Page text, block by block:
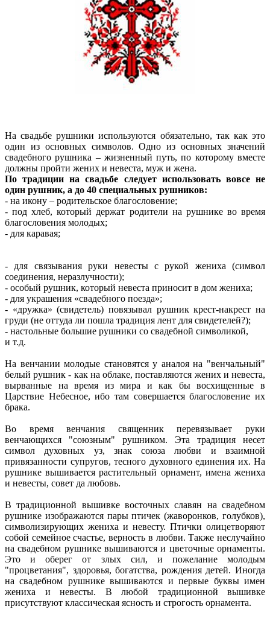
На свадьбе рушники используются обязательно, так как это
один из основных символов. Одно из основных значений
свадебного рушника – жизненный путь, по которому вместе
должны пройти жених и невеста, муж и жена.
По традиции на свадьбе следует использовать вовсе не
один рушник, а до 40 специальных рушников:
- на икону – родительское благословение;
- под хлеб, который держат родители на рушнике во время
благословения молодых;
- для каравая;
- для связывания руки невесты с рукой жениха (символ
соединения, неразлучности);
- особый рушник, который невеста приносит в дом жениха;
- для украшения «свадебного поезда»;
- «дружка» (свидетель) повязывал рушник крест-накрест на
груди (не оттуда ли пошла традиция лент для свидетелей?);
- настольные большие рушники со свадебной символикой,
и т.д.
На венчании молодые становятся у аналоя на "венчальный"
белый рушник - как на облаке, поставляются жених и невеста,
вырванные на время из мира и как бы восхищенные в
Царствие Небесное, ибо там совершается благословение их
брака.
Во время венчания священник перевязывает руки
венчающихся "союзным" рушником. Эта традиция несет
символ духовных уз, знак союза любви и взаимной
привязанности супругов, тесного духовного единения их. На
рушнике вышивается растительный орнамент, имена жениха
и невесты, совет да любовь.
В традиционной вышивке восточных славян на свадебном
рушнике изображаются пары птичек (жаворонков, голубков),
символизирующих жениха и невесту. Птички олицетворяют
собой семейное счастье, верность в любви. Также неслучайно
на свадебном рушнике вышиваются и цветочные орнаменты.
Это и оберег от злых сил, и пожелание молодым
"процветания", здоровья, богатства, рождения детей. Иногда
на свадебном рушнике вышиваются и первые буквы имен
жениха и невесты. В любой традиционной вышивке
присутствуют классическая ясность и строгость орнамента.